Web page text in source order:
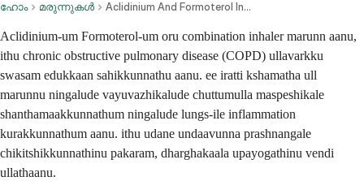
ഹോം മരുന്നുകൾ Aclidinium And Formoterol Inhalation Route
Aclidinium-um Formoterol-um oru combination inhaler marunn aanu,
ithu chronic obstructive pulmonary disease (COPD) ullavarkku
swasam edukkaan sahikkunnathu aanu. ee iratti kshamatha ull
marunnu ningalude vayuvazhikalude chuttumulla maspeshikale
shanthamaakkunnathum ningalude lungs-ile inflammation
kurakkunnathum aanu. ithu udane undaavunna prashnangale
chikitshikkunnathinu pakaram, dharghakaala upayogathinu vendi
ullathaanu.